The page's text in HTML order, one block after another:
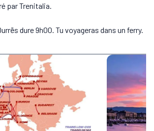
par Trenitalia.
dure 9h00. Tu voyageras dans un ferry.